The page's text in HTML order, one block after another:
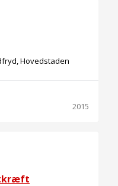
Hovedstaden
2015